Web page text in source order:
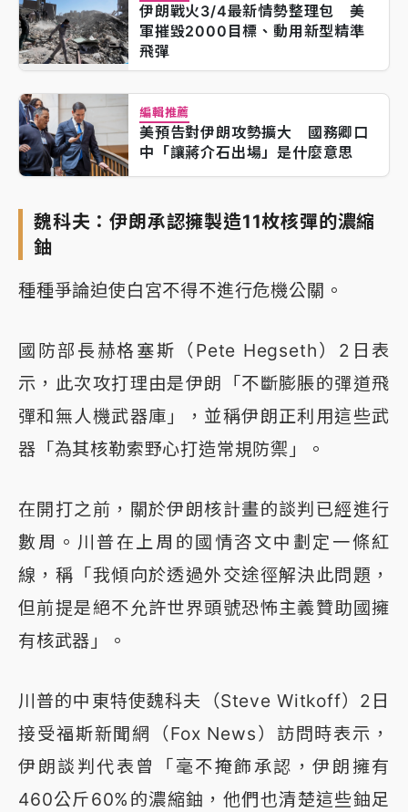
伊朗戰火3/4最新情勢整理包 美
軍摧毀2000目標、動用新型精準
飛彈
編輯推薦
美預告對伊朗攻勢擴大 國務卿口
中「讓蔣介石出場」是什麼意思
魏科夫：伊朗承認擁製造11枚核彈的濃縮
鈾
種種爭論迫使白宮不得不進行危機公關。
國防部長赫格塞斯（Pete Hegseth）2日表
示，此次攻打理由是伊朗「不斷膨脹的彈道飛
彈和無人機武器庫」，並稱伊朗正利用這些武
器「為其核勒索野心打造常規防禦」。
在開打之前，關於伊朗核計畫的談判已經進行
數周。川普在上周的國情咨文中劃定一條紅
線，稱「我傾向於透過外交途徑解決此問題，
但前提是絕不允許世界頭號恐怖主義贊助國擁
有核武器」。
川普的中東特使魏科夫（Steve Witkoff）2日
接受福斯新聞網（Fox News）訪問時表示，
伊朗談判代表曾「毫不掩飾承認，伊朗擁有
460公斤60%的濃縮鈾，他們也清楚這些鈾足